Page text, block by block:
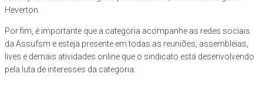
Heverton.
Por fim, é importante que a categoria acompanhe as redes sociais
da Assufsm e esteja presente em todas as reuniões, assembleias,
lives e demais atividades online que o sindicato está desenvolvendo
pela luta de interesses da categoria.